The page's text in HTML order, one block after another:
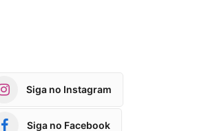
Siga no Instagram
Siga no Facebook